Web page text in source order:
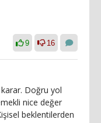
9 16
Doğru yol
nice değer
beklentilerden